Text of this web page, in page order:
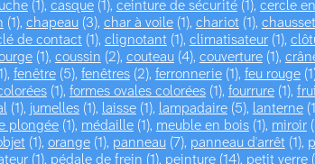
(1), casque(1), ceinture de sécurité(1), cercle
(1), chapeau(3), char à voile(1), chariot (1),
de contact (1), clignotant (1), climatisateur(1),
(1), coussin (2), couteau(4), couverture(1),
fenêtre(5), fenêtres(2), ferronnerie(1), feu rouge
(1), formes ovales colorées(1), fourrure(1),
(1), jumelles(1), laisse(1), lampadaire(5), lanterne
plongée(1), médaille(1), meuble en bois(1), miroir
(1), orange(1), panneau(7), panneau d'arrêt (1),
(1), pédale de frein (1), peinture(14), petit verre